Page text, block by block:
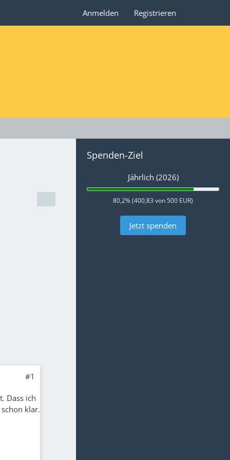
Anmelden Registrieren
#1
Dass ich
klar.
Spenden-Ziel
Jährlich (2026)
80,2% (400,83 von 500 EUR)
Jetzt spenden